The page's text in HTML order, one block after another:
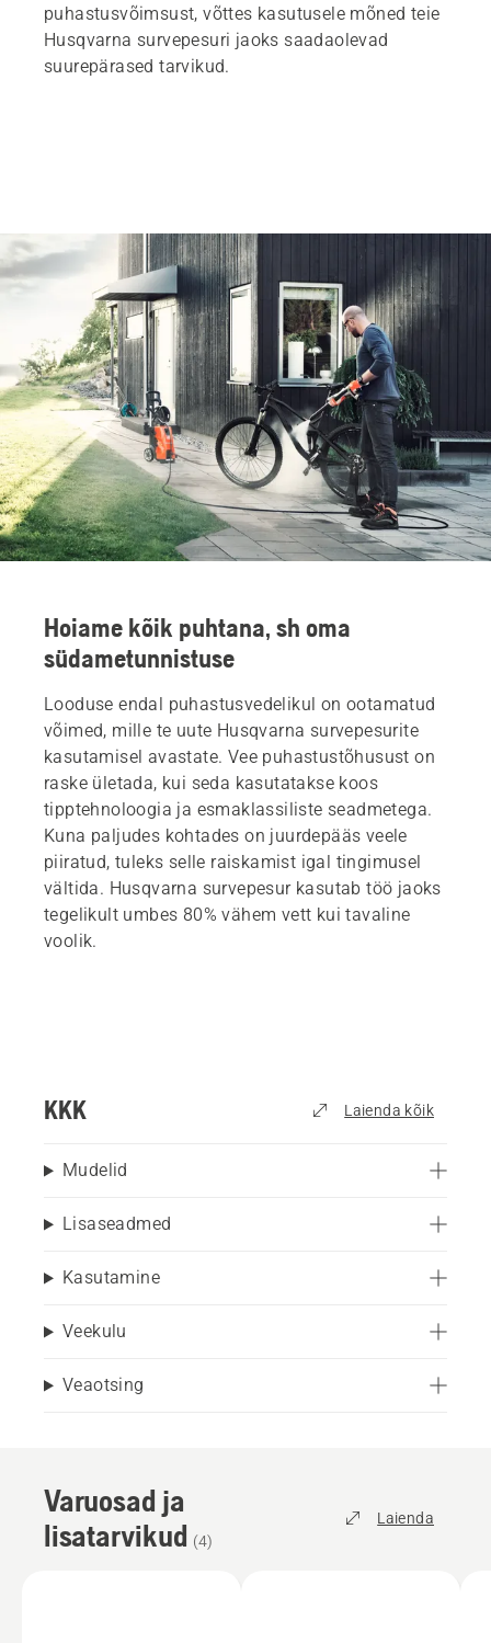
puhastusvõimsust, võttes kasutusele mõned teie
Husqvarna survepesuri jaoks saadaolevad
suurepärased tarvikud.
Hoiame kõik puhtana, sh oma
südametunnistuse
Looduse endal puhastusvedelikul on ootamatud
võimed, mille te uute Husqvarna survepesurite
kasutamisel avastate. Vee puhastustõhusust on
raske ületada, kui seda kasutatakse koos
tipptehnoloogia ja esmaklassiliste seadmetega.
Kuna paljudes kohtades on juurdepääs veele
piiratud, tuleks selle raiskamist igal tingimusel
vältida. Husqvarna survepesur kasutab töö jaoks
tegelikult umbes 80% vähem vett kui tavaline
voolik.
KKK Laienda kõik
Mudelid
Lisaseadmed
Kasutamine
Veekulu
Veaotsing
Varuosad ja
lisatarvikud (4)
Laienda